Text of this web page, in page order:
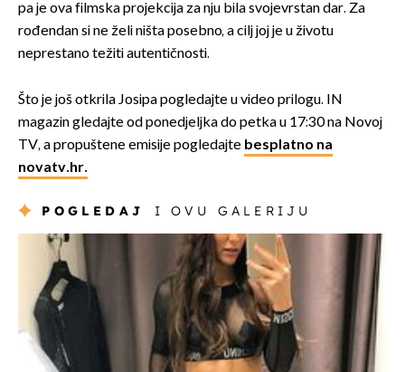
pa je ova filmska projekcija za nju bila svojevrstan dar. Za
rođendan si ne želi ništa posebno, a cilj joj je u životu
neprestano težiti autentičnosti.
Što je još otkrila Josipa pogledajte u video prilogu. IN
magazin gledajte od ponedjeljka do petka u 17:30 na Novoj
TV, a propuštene emisije pogledajte besplatno na
novatv.hr.
POGLEDAJ I OVU GALERIJU